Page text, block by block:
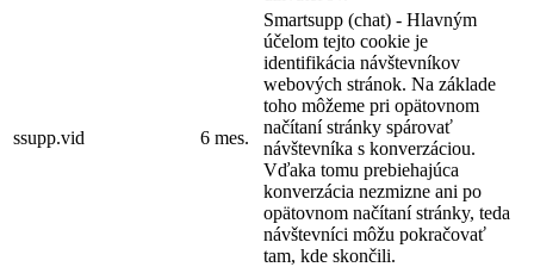
ssupp.vid 6 mes.
Smartsupp (chat) - Hlavným
účelom tejto cookie je
identifikácia návštevníkov
webových stránok. Na základe
toho môžeme pri opätovnom
načítaní stránky spárovať
návštevníka s konverzáciou.
Vďaka tomu prebiehajúca
konverzácia nezmizne ani po
opätovnom načítaní stránky, teda
návštevníci môžu pokračovať
tam, kde skončili.